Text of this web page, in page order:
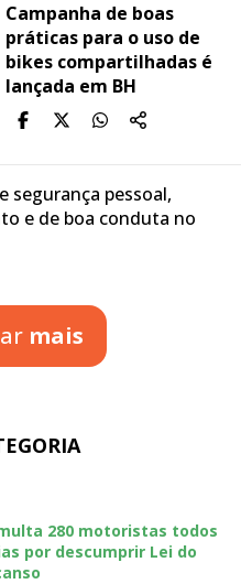
Campanha de boas
práticas para o uso de
bikes compartilhadas é
lançada em BH
segurança pessoal,
e de boa conduta no
mais
multa 280 motoristas todos
por descumprir Lei do